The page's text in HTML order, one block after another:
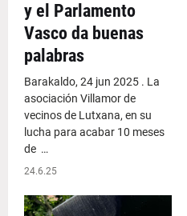
y el Parlamento
Vasco da buenas
palabras
Barakaldo, 24 jun 2025 . La
asociación Villamor de
vecinos de Lutxana, en su
lucha para acabar 10 meses
de …
24.6.25